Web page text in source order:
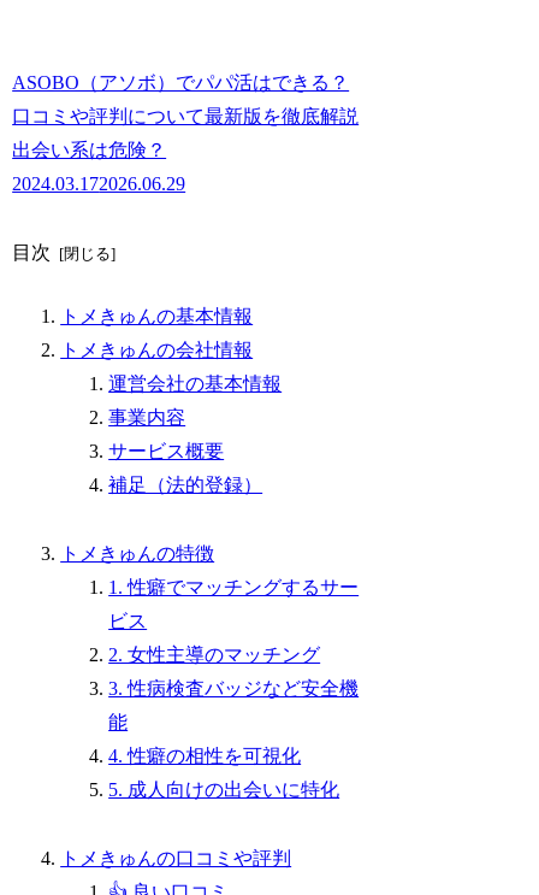
ASOBO（アソボ）でパパ活はできる？
口コミや評判について最新版を徹底解説
出会い系は危険？
2024.03.172026.06.29
目次
トメきゅんの基本情報
トメきゅんの会社情報
運営会社の基本情報
事業内容
サービス概要
補足（法的登録）
トメきゅんの特徴
1. 性癖でマッチングするサー
ビス
2. 女性主導のマッチング
3. 性病検査バッジなど安全機
能
4. 性癖の相性を可視化
5. 成人向けの出会いに特化
トメきゅんの口コミや評判